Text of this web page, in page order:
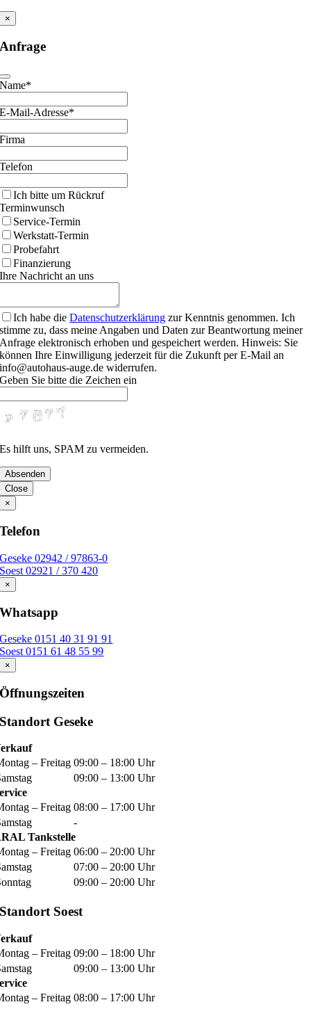
×
Anfrage
Your
Name*
E-Mail-Adresse*
Firma
Telefon
Ich bitte um Rückruf
Terminwunsch
Service-Termin
Werkstatt-Termin
Probefahrt
Finanzierung
Ihre Nachricht an uns
Ich habe dieDatenschutzerklärung zur Kenntnis genommen. Ich
stimme zu, dass meine Angaben und Daten zur Beantwortung meiner
Anfrage elektronisch erhoben und gespeichert werden. Hinweis: Sie
können Ihre Einwilligung jederzeit für die Zukunft per E-Mail an
info@autohaus-auge.de widerrufen.
Geben Sie bitte die Zeichen ein
Es hilft uns, SPAM zu vermeiden.
Absenden
Close
×
Telefon
Geseke 02942 / 97863-0
Soest 02921 / 370 420
×
Whatsapp
Geseke 0151 40 31 91 91
Soest 0151 61 48 55 99
×
Öffnungszeiten
Standort Geseke
– Freitag 09:00 – 18:00 Uhr
09:00 – 13:00 Uhr
– Freitag 08:00 – 17:00 Uhr
-
Tankstelle
– Freitag 06:00 – 20:00 Uhr
07:00 – 20:00 Uhr
09:00 – 20:00 Uhr
Standort Soest
– Freitag 09:00 – 18:00 Uhr
09:00 – 13:00 Uhr
– Freitag 08:00 – 17:00 Uhr